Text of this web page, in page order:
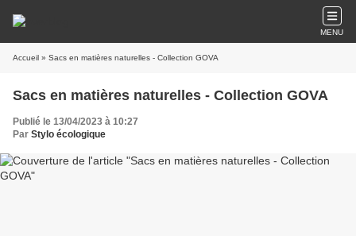
MENU
Accueil » Sacs en matières naturelles - Collection GOVA
Sacs en matières naturelles - Collection GOVA
Publié le 13/04/2023 à 10:27
Par Stylo écologique